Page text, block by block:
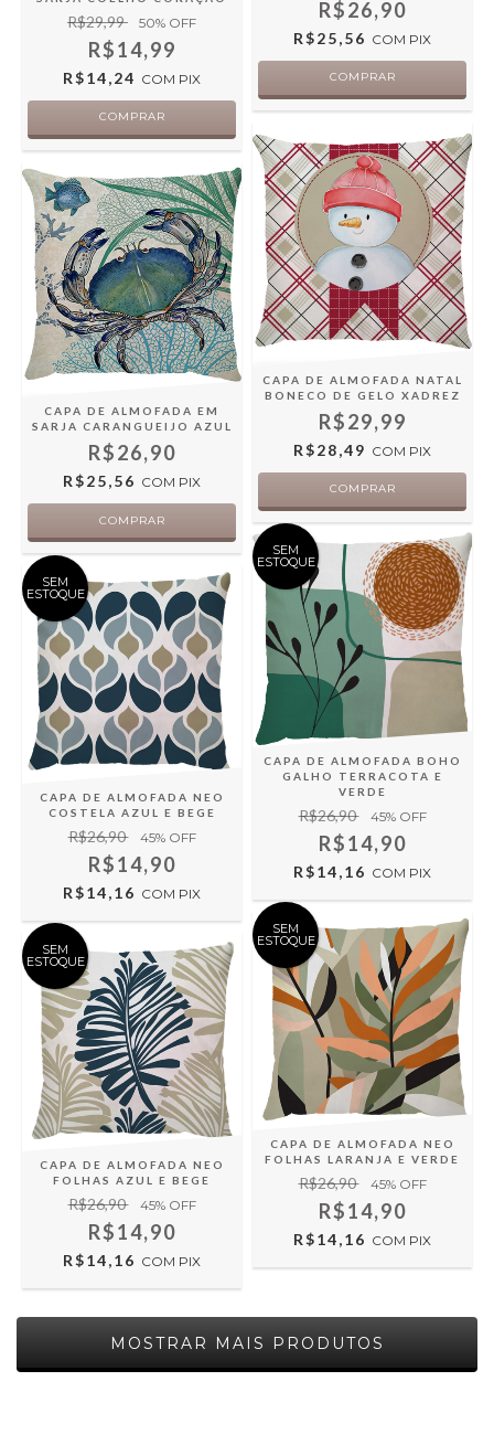
R$29,99 50% OFF
R$14,99
R$14,24 COM PIX
R$26,90
R$25,56 COM PIX
CAPA DE ALMOFADA EM
SARJA CARANGUEIJO AZUL
R$26,90
R$25,56 COM PIX
CAPA DE ALMOFADA NATAL
BONECO DE GELO XADREZ
R$29,99
R$28,49 COM PIX
SEM
ESTOQUE
CAPA DE ALMOFADA NEO
COSTELA AZUL E BEGE
R$26,90 45% OFF
R$14,90
R$14,16 COM PIX
SEM
ESTOQUE
CAPA DE ALMOFADA BOHO
GALHO TERRACOTA E
VERDE
R$26,90 45% OFF
R$14,90
R$14,16 COM PIX
SEM
ESTOQUE
CAPA DE ALMOFADA NEO
FOLHAS AZUL E BEGE
R$26,90 45% OFF
R$14,90
R$14,16 COM PIX
SEM
ESTOQUE
CAPA DE ALMOFADA NEO
FOLHAS LARANJA E VERDE
R$26,90 45% OFF
R$14,90
R$14,16 COM PIX
MOSTRAR MAIS PRODUTOS